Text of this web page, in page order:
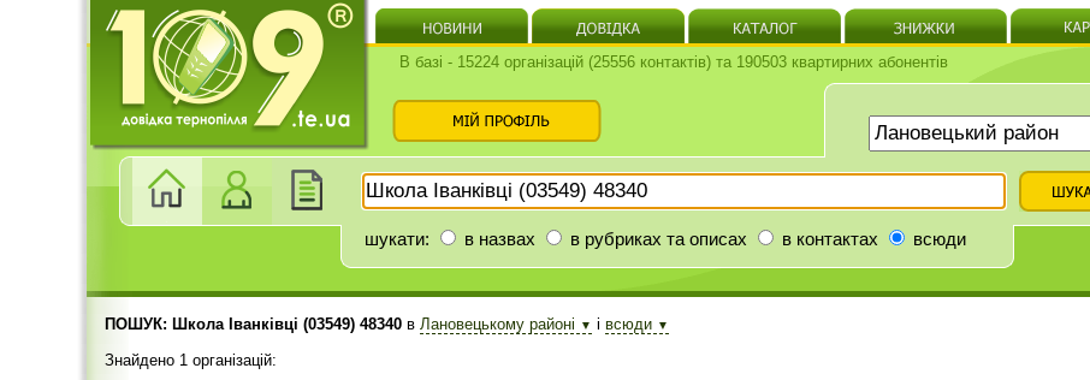
В базі - 15224 організацій (25556 контактів) та 190503 квартирних абонентів
шукати: в назвах в рубриках та описах в контактах всюди
ПОШУК: Школа Іванківці (03549) 48340 в Лановецькому районі ▼ і всюди ▼
Знайдено 1 організацій: